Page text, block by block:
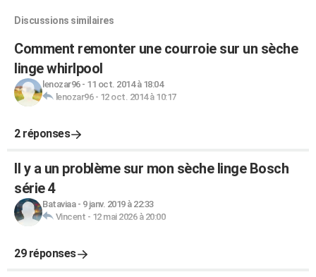
Discussions similaires
Comment remonter une courroie sur un sèche
linge whirlpool
lenozar96- 11 oct. 2014 à 18:04
lenozar96- 12 oct. 2014 à 10:17
2 réponses
Il y a un problème sur mon sèche linge Bosch
série 4
Bataviaa- 9 janv. 2019 à 22:33
Vincent - 12 mai 2026 à 20:00
29 réponses